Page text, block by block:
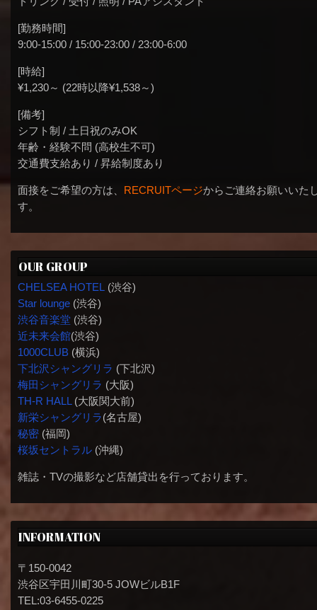
[勤務時間]
9:00-15:00 / 15:00-23:00 / 23:00-6:00
[時給]
¥1,230～ (22時以降¥1,538～)
[備考]
シフト制 / 土日祝のみOK
年齢・経験不問 (高校生不可)
交通費支給あり / 昇給制度あり
面接をご希望の方は、 RECRUITページからご連絡お願いいた
す。
OUR GROUP
CHELSEA HOTEL (渋谷)
Star lounge(渋谷)
渋谷音楽堂(渋谷)
近未来会館(渋谷)
1000CLUB(横浜)
下北沢シャングリラ (下北沢)
梅田シャングリラ (大阪)
TH-R HALL(大阪関大前)
新栄シャングリラ(名古屋)
秘密(福岡)
桜坂セントラル(沖縄)
雑誌・TVの撮影など店舗貸出を行っております。
INFORMATION
〒150-0042
渋谷区宇田川町30-5 JOWビルB1F
TEL:03-6455-0225